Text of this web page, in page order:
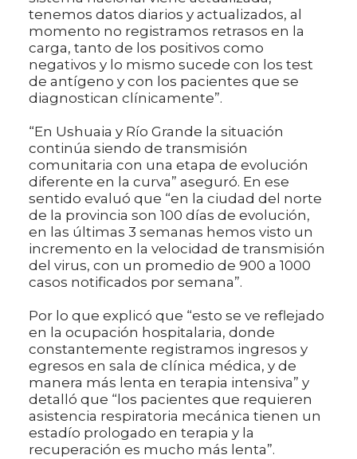
tenemos datos diarios y actualizados, al
momento no registramos retrasos en la
carga, tanto de los positivos como
negativos y lo mismo sucede con los test
de antígeno y con los pacientes que se
diagnostican clínicamente”.
“En Ushuaia y Río Grande la situación
continúa siendo de transmisión
comunitaria con una etapa de evolución
diferente en la curva” aseguró. En ese
sentido evaluó que “en la ciudad del norte
de la provincia son 100 días de evolución,
en las últimas 3 semanas hemos visto un
incremento en la velocidad de transmisión
del virus, con un promedio de 900 a 1000
casos notificados por semana”.
Por lo que explicó que “esto se ve reflejado
en la ocupación hospitalaria, donde
constantemente registramos ingresos y
egresos en sala de clínica médica, y de
manera más lenta en terapia intensiva” y
detalló que “los pacientes que requieren
asistencia respiratoria mecánica tienen un
estadío prologado en terapia y la
recuperación es mucho más lenta”.